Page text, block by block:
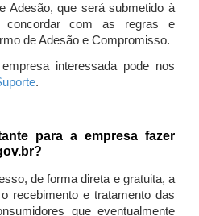
Adesão, que será submetido à
concordar com as regras e
de Adesão e Compromisso.
interessada pode nos
.
para a empresa fazer
de forma direta e gratuita, a
recebimento e tratamento das
que eventualmente